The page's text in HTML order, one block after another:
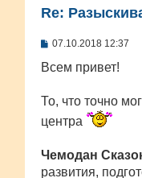
Re:
С
о
е
и
07.10.2018 12:37
Всем привет!
То, что точно
центра
Чемодан
развития,